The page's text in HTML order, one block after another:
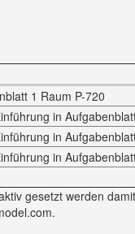
1 Raum P-720
in
in
in
gesetzt werden